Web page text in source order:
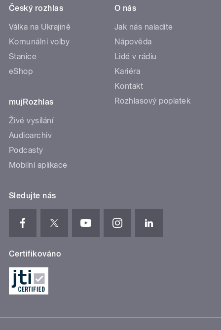
Český rozhlas
Válka na Ukrajině
Komunální volby
Stanice
eShop
mujRozhlas
Živé vysílání
Audioarchiv
Podcasty
Mobilní aplikace
O nás
Jak nás naladíte
Nápověda
Lidé v rádiu
Kariéra
Kontakt
Rozhlasový poplatek
Sledujte nás
Certifikováno